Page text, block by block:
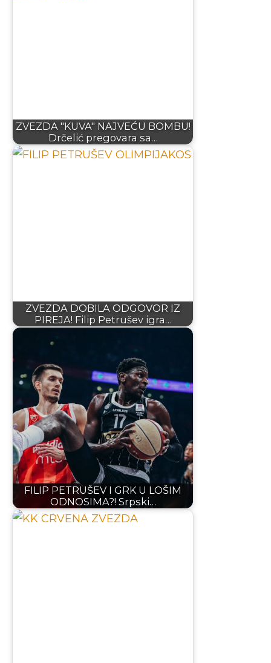
ZVEZDA "KUVA" NAJVEĆU BOMBU!
Drčelić pregovara sa…
ZVEZDA DOBILA ODGOVOR IZ
PIREJA! Filip Petrušev igra…
FILIP PETRUŠEV I GRK U LOŠIM
ODNOSIMA?! Srpski…